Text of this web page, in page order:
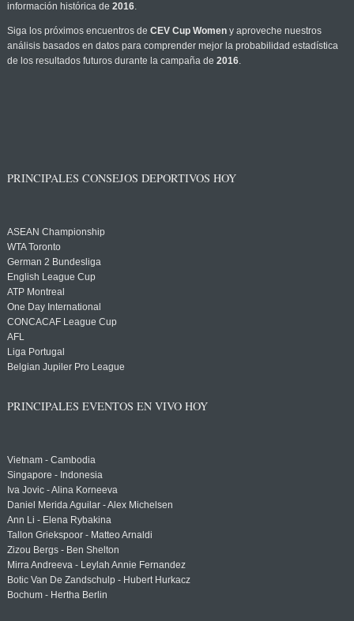
información histórica de 2016.
Siga los próximos encuentros de CEV Cup Womeny aproveche nuestros
análisis basados en datos para comprender mejor la probabilidad estadística
de los resultados futuros durante la campaña de 2016.
PRINCIPALES CONSEJOS DEPORTIVOS HOY
ASEAN Championship
WTA Toronto
German 2 Bundesliga
English League Cup
ATP Montreal
One Day International
CONCACAF League Cup
AFL
Liga Portugal
Belgian Jupiler Pro League
PRINCIPALES EVENTOS EN VIVO HOY
Vietnam - Cambodia
Singapore - Indonesia
Iva Jovic - Alina Korneeva
Daniel Merida Aguilar - Alex Michelsen
Ann Li - Elena Rybakina
Tallon Griekspoor - Matteo Arnaldi
Zizou Bergs - Ben Shelton
Mirra Andreeva - Leylah Annie Fernandez
Botic Van De Zandschulp - Hubert Hurkacz
Bochum - Hertha Berlin